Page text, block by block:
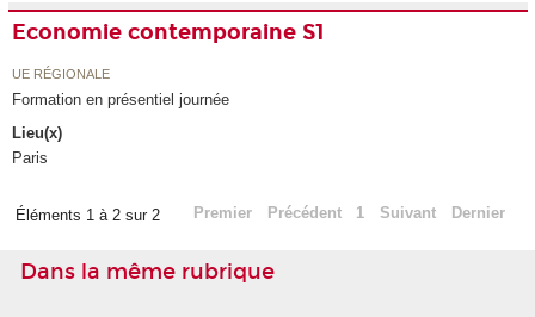
Economie contemporaine S1
UE RÉGIONALE
Formation en présentiel journée
Lieu(x)
Paris
Éléments 1 à 2 sur 2 Premier Précédent 1 Suivant Dernier
Dans la même rubrique